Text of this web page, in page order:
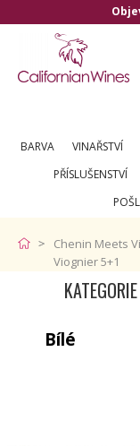
BARVA VINAŘSTVÍ
PŘÍSLUŠENSTVÍ
Chenin Meets
Viognier 5+1
KATEGORIE
Bílé